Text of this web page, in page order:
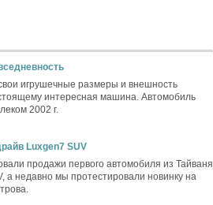
игрушечные размеры и внешность
интересная машина. Автомобиль
2002 г.
Luxgen7 SUV
продажи первого автомобиля из Тайваня
а недавно мы протестировали новинку на